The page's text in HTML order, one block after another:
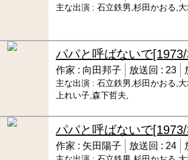
主な出演 : 石立鉄男,杉田かおる,
パパと呼ばないで
作家 : 向田邦子 放送回 : 23
主な出演 : 石立鉄男,杉田かおる,
上れい子,森下哲夫,
パパと呼ばないで
作家 : 矢田陽子 放送回 : 24